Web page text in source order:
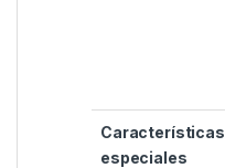
Características
especiales